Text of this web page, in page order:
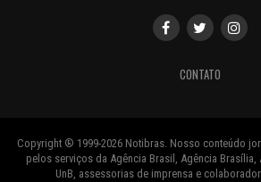
CONTATO
Copyright ® 1999-2026 Notibras. Nosso conteúdo
pelos serviços da Agência Brasil, Agência Brasília,
UnB, assessorias de imprensa e